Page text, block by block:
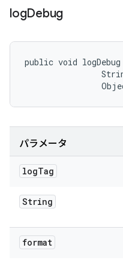
logDebug
public void
パラメータ
logTag
String
format